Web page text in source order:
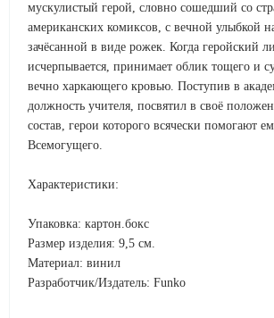
мускулистый герой, словно сошедший со
американских комиксов, с вечной улыбкой
зачёсанной в виде рожек. Когда геройский
исчерпывается, принимает облик тощего и
вечно харкающего кровью. Поступив в
должность учителя, посвятил в своё
состав, герои которого всячески помогают
Всемогущего.
Характеристики:
Упаковка: картон.бокс
Размер изделия: 9,5 см.
Материал: винил
Разработчик/Издатель: Funko